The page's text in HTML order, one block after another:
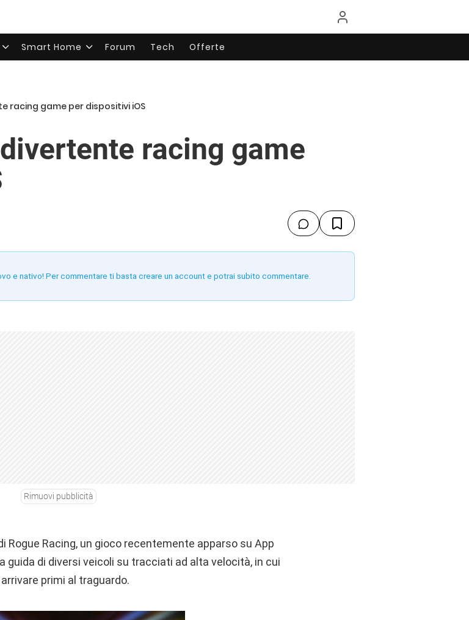
Smart Home Forum Tech Offerte
racing game per dispositivi iOS
racing game
e nativo! Per commentare ti basta creare un account e potrai subito commentare.
Rimuovi pubblicità
Rogue Racing, un gioco recentemente apparso su App
di diversi veicoli su tracciati ad alta velocità, in cui
primi al traguardo.